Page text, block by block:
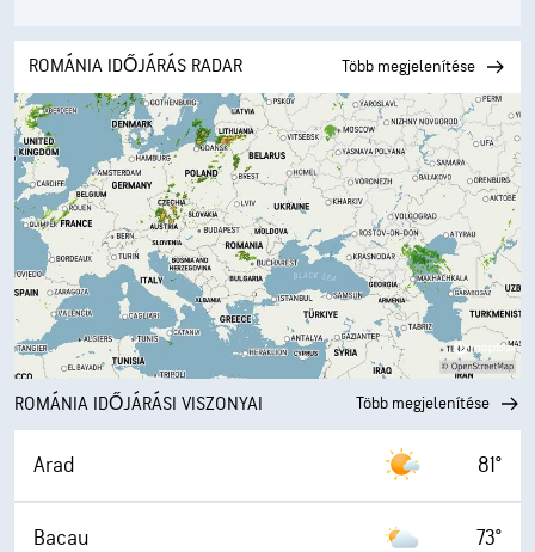
ROMÁNIA IDŐJÁRÁS RADAR Több megjelenítése
ROMÁNIA IDŐJÁRÁSI VISZONYAI Több megjelenítése
Arad 81°
Bacau 73°